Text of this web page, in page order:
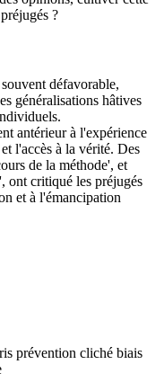
?
défavorable,
généralisations hâtives
antérieur à l'expérience
l'accès à la vérité. Des
de la méthode', et
ont critiqué les préjugés
et à l'émancipation
prévention cliché biais